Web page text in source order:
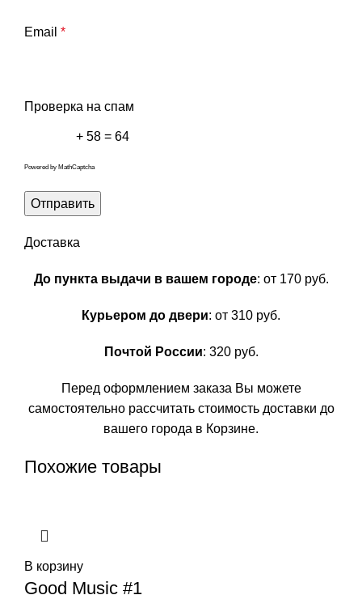
Email *
Проверка на спам
+ 58 = 64
Powered by MathCaptcha
Доставка
До пункта выдачи в вашем городе: от 170 руб.
Курьером до двери: от 310 руб.
Почтой России: 320 руб.
Перед оформлением заказа Вы можете
самостоятельно рассчитать стоимость доставки до
вашего города в Корзине.
Похожие товары
В корзину
Good Music #1